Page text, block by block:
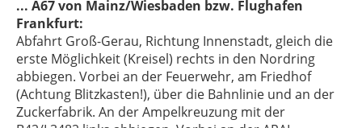
... A67 von Mainz/Wiesbaden bzw. Flughafen
Frankfurt:
Abfahrt Groß-Gerau, Richtung Innenstadt, gleich die
erste Möglichkeit (Kreisel) rechts in den Nordring
abbiegen. Vorbei an der Feuerwehr, am Friedhof
(Achtung Blitzkasten!), über die Bahnlinie und an der
Zuckerfabrik. An der Ampelkreuzung mit der